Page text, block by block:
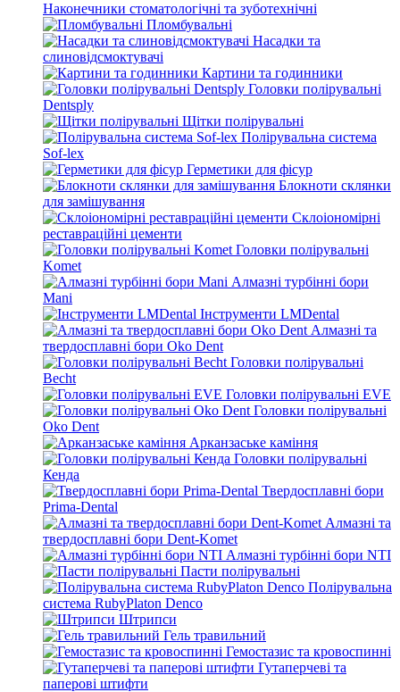
Наконечники стоматологічні та зуботехнічні
Пломбувальні
Насадки та
слиновідсмоктувачі
Картини та годинники
Головки полірувальні
Dentsply
Щітки полірувальні
Полірувальна система
Sof-lex
Герметики для фісур
Блокноти склянки
для замішування
Склоіономірні
реставраційні цементи
Головки полірувальні
Komet
Алмазні турбінні бори
Mani
Інструменти LMDental
Алмазні та
твердосплавні бори Oko Dent
Головки полірувальні
Becht
Головки полірувальні EVE
Головки полірувальні
Oko Dent
Арканзаське каміння
Головки полірувальні
Кенда
Твердосплавні бори
Prima-Dental
Алмазні та
твердосплавні бори Dent-Komet
Алмазні турбінні бори NTI
Пасти полірувальні
Полірувальна
система RubyPlaton Denco
Штрипси
Гель травильний
Гемостазис та кровоспинні
Гутаперчеві та
паперові штифти